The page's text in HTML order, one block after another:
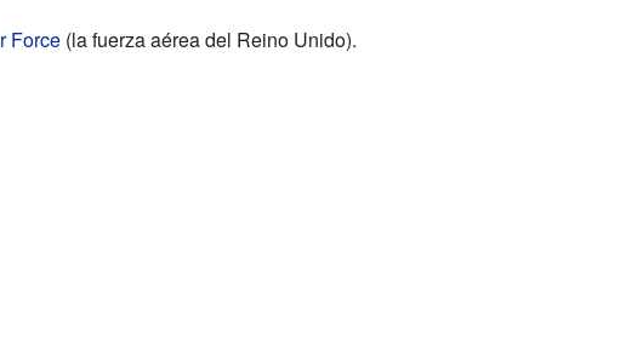
Force(la fuerza aérea del Reino Unido).